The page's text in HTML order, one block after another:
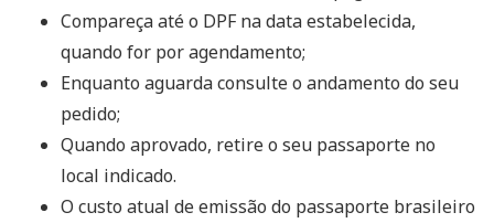
Compareça até o DPF na data estabelecida,
quando for por agendamento;
Enquanto aguarda consulte o andamento do seu
pedido;
Quando aprovado, retire o seu passaporte no
local indicado.
O custo atual de emissão do passaporte brasileiro